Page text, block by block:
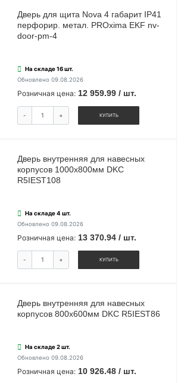
Дверь для щита Nova 4 габарит IP41
перфорир. метал. PROxima EKF nv-
door-pm-4
На складе 16 шт.
Обновлено 09.08.2026
Розничная цена: 12 959.99 / шт.
- + КУПИТЬ
Дверь внутренняя для навесных
корпусов 1000х800мм DKC
R5IEST108
На складе 4 шт.
Обновлено 09.08.2026
Розничная цена: 13 370.94 / шт.
- + КУПИТЬ
Дверь внутренняя для навесных
корпусов 800х600мм DKC R5IEST86
На складе 2 шт.
Обновлено 09.08.2026
Розничная цена: 10 926.48 / шт.